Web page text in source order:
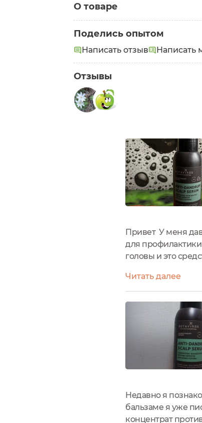
О товаре
Поделись опытом
Написать отзыв Написать
Отзывы
Привет У меня
для профилактики
головы и это
шампуня
Читать далее
Недавно я
бальзаме я уже
концентрат